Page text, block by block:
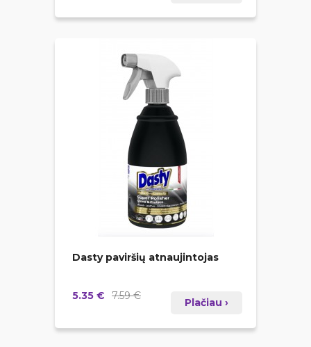
Dasty paviršių atnaujintojas
5.35 € 7.59 €
Plačiau ›